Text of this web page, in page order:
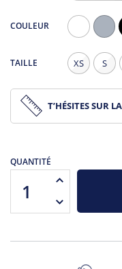
COULEUR
Chiné
TAILLE XS S
T’HÉSITES SUR
QUANTITÉ